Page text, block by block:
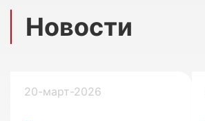
Новости
20-март-2026